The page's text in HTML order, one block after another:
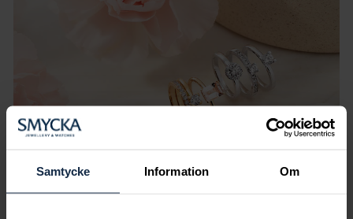
Samtycke Information Om